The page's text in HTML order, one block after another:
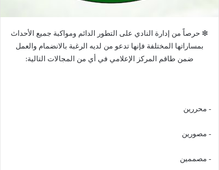
❇ حرصاً من إدارة النادي على التطور الدائم ومواكبة جميع الأحداث
بمساراتها المختلفة فإنها تدعو من لديه الرغبة بالانضمام والعمل
ضمن طاقم المركز الإعلامي في أي من المجالات التالية:
‏- محررين
‏- مصورين
‏- مصممين